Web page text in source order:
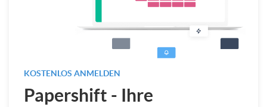
KOSTENLOS ANMELDEN
Papershift - Ihre